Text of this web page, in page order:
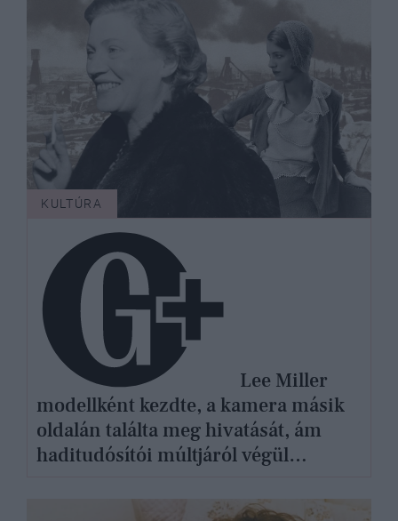
KULTÚRA
modellként kezdte, a kamera másik
oldalán találta meg hivatását, ám
haditudósítói múltjáról végül